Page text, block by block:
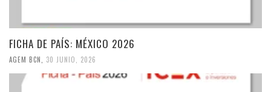
FICHA DE PAÍS: MÉXICO 2026
AGEM BCN 30 JUNIO, 2026